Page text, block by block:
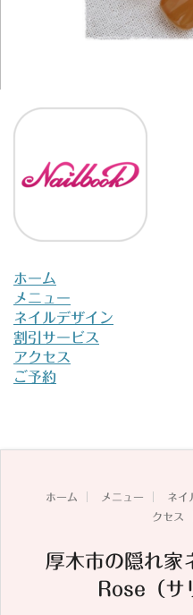
ホーム
メニュー
ネイルデザイン
割引サービス
アクセス
ご予約
ホーム メニュー ネイ
クセス
厚木市の隠れ家
Rose（サ